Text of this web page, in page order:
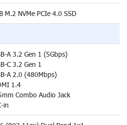
M.2 NVMe PCIe 4.0 SSD
A 3.2 Gen 1 (5Gbps)
C 3.2 Gen 1
A 2.0 (480Mbps)
1.4
Combo Audio Jack
in